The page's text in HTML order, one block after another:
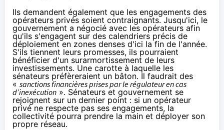
Ils demandent également que les engagements des
opérateurs privés soient contraignants. Jusqu'ici, le
gouvernement a négocié avec les opérateurs afin
qu'ils s'engagent sur des calendriers précis de
déploiement en zones denses d'ici la fin de l'année.
S'ils tiennent leurs promesses, ils pourraient
bénéficier d'un surarmortissement de leurs
investissements. Une carotte à laquelle les
sénateurs préfèreraient un bâton. Il faudrait des
« sanctions financières prises par le régulateur en cas
d’inexécution ». Sénateurs et gouvernement se
rejoignent sur un dernier point : si un opérateur
privé ne respecte pas ses engagements, la
collectivité pourra prendre la main et déployer son
propre réseau.